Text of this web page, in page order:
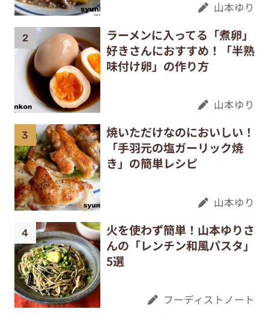
山本ゆり
ラーメンに入ってる「煮卵」
好きさんにおすすめ！「半熟
味付け卵」の作り方
山本ゆり
焼いただけなのにおいしい！
「手羽元の塩ガーリック焼
き」の簡単レシピ
山本ゆり
火を使わず簡単！山本ゆりさ
んの「レンチン和風パスタ」
5選
フーディストノート